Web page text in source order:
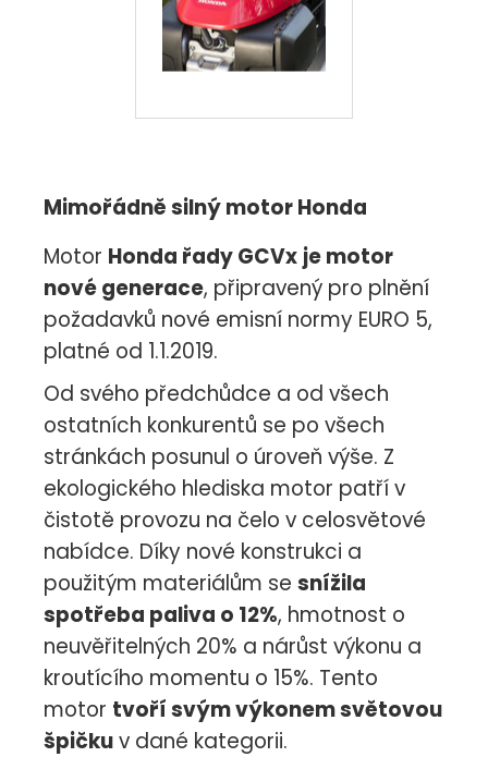
Mimořádně silný motor Honda
Motor Honda řady GCVx je motor
nové generace, připravený pro plnění
požadavků nové emisní normy EURO 5,
platné od 1.1.2019.
Od svého předchůdce a od všech
ostatních konkurentů se po všech
stránkách posunul o úroveň výše. Z
ekologického hlediska motor patří v
čistotě provozu na čelo v celosvětové
nabídce. Díky nové konstrukci a
použitým materiálům se snížila
spotřeba paliva o 12%, hmotnost o
neuvěřitelných 20% a nárůst výkonu a
kroutícího momentu o 15%. Tento
motor tvoří svým výkonem světovou
špičkuv dané kategorii.